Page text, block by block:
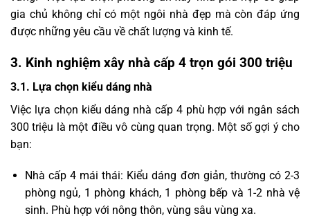
gia chủ không chỉ có một ngôi nhà đẹp mà còn đáp ứng
được những yêu cầu về chất lượng và kinh tế.
3. Kinh nghiệm xây nhà cấp 4 trọn gói 300 triệu
3.1. Lựa chọn kiểu dáng nhà
Việc lựa chọn kiểu dáng nhà cấp 4 phù hợp với ngân sách
300 triệu là một điều vô cùng quan trọng. Một số gợi ý cho
bạn:
Nhà cấp 4 mái thái: Kiểu dáng đơn giản, thường có 2-3
phòng ngủ, 1 phòng khách, 1 phòng bếp và 1-2 nhà vệ
sinh. Phù hợp với nông thôn, vùng sâu vùng xa.